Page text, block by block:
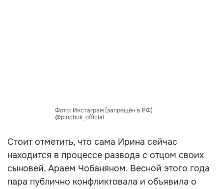
Фото: Инстаграм (запрещён в РФ)
@pinchuk_official
Стоит отметить, что сама Ирина сейчас
находится в процессе развода с отцом своих
сыновей, Араем Чобаняном. Весной этого года
пара публично конфликтовала и объявила о